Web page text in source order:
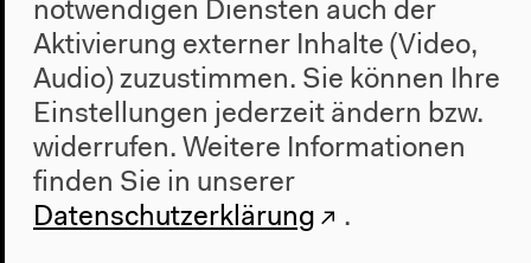
Architektur
Geschichte
Besuch
Anfahrt
Barrierefreiheit
Webshop
notwendigen Diensten auch der
Aktivierung externer Inhalte (Video,
Audio) zuzustimmen. Sie können Ihre
Einstellungen jederzeit ändern bzw.
widerrufen. Weitere Informationen
finden Sie in unserer
Datenschutzerklärung
.